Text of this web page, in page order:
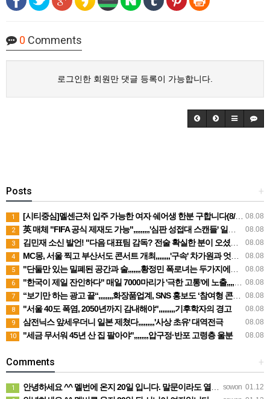
0 Comments
로그인한 회원만 댓글 등록이 가능합니다.
+
Posts
08.08
1 [시티중심]멜센근처 입주 가능한 여자 쉐어생 한분 구합니다(8/21일 부터입주)
08.08
2 英 매체 "FIFA 공식 제재도 가능",,,,,,,,,'심판 성접대 스캔들' 일파만파
08.08
3 김민재 소신 발언! "다음 대표팀 감독? 전술 확실한 분이 오셨으면"
08.08
4 MC몽, 서울 찍고 부산서도 콘서트 개최,,,,,,,,'구속' 차가원과 엇갈린 행보
08.08
5 "단둘만 있는 밀폐된 공간과 술,,,,,,,황정민 폭로녀는 두가지에만 집착했다"
08.08
6 "한국이 제일 잔인하다" 매일 7000마리가 '극한 고통'에 노출,,,,,,,어쩌다 이렇게까지
08.08
7 “보기만 하는 광고 끝“,,,,,,,,화장품업계, SNS 홍보도 ‘참여형 콘텐츠’로 변모
08.08
8 "서울 40도 폭염, 2050년까지 감내해야",,,,,,,,,기후학자의 경고
08.08
9 삼전닉스 앞세우더니 일본 제쳤다,,,,,,,,,'사상 초유' 대역전극
08.08
10 "세금 무서워 45년 산 집 팔아야",,,,,,,,압구정·반포 고령층 울분
+
Comments
sowon 01.12
1 안녕하세요 ^^ 멜번에 온지 20일 입니다. 말문이라도 열어보려고 글 보냅니다. 정말 반가운 소식인데 시간이…